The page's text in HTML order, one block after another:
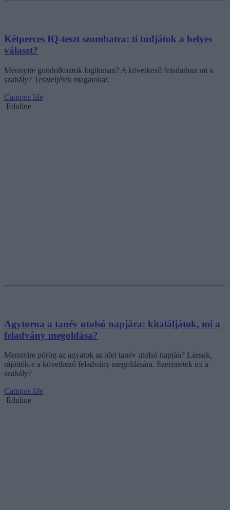
Kétperces IQ-teszt szombatra: ti tudjátok a helyes
választ?
Mennyire gondolkoztok logikusan? A következő feladatban mi a
szabály? Teszteljétek magatokat.
Campus life
Eduline
Agytorna a tanév utolsó napjára: kitaláljátok, mi a
feladvány megoldása?
Mennyire pörög az agyatok az idei tanév utolsó napján? Lássuk,
rájöttök-e a következő feladvány megoldására. Szerintetek mi a
szabály?
Campus life
Eduline